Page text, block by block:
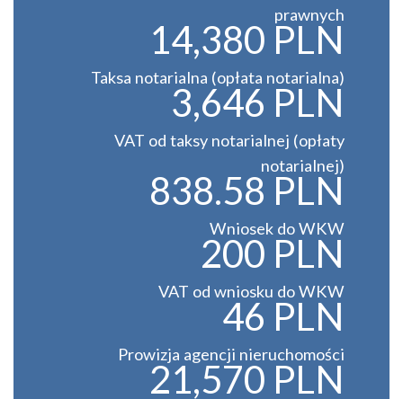
prawnych
14,380 PLN
Taksa notarialna (opłata notarialna)
3,646 PLN
VAT od taksy notarialnej (opłaty
notarialnej)
838.58 PLN
Wniosek do WKW
200 PLN
VAT od wniosku do WKW
46 PLN
Prowizja agencji nieruchomości
21,570 PLN